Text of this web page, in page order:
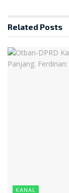
Related Posts
KANAL